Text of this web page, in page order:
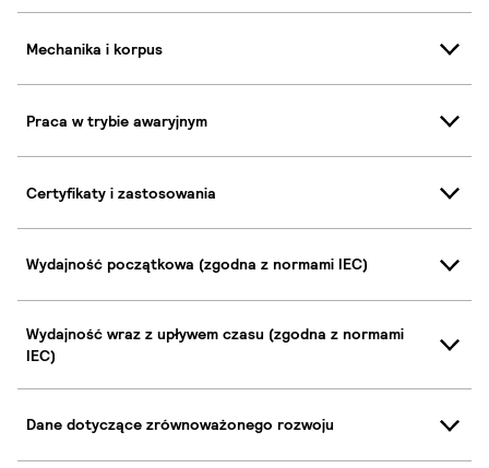
Mechanika i korpus
Praca w trybie awaryjnym
Certyfikaty i zastosowania
Wydajność początkowa (zgodna z normami IEC)
Wydajność wraz z upływem czasu (zgodna z normami
IEC)
Dane dotyczące zrównoważonego rozwoju